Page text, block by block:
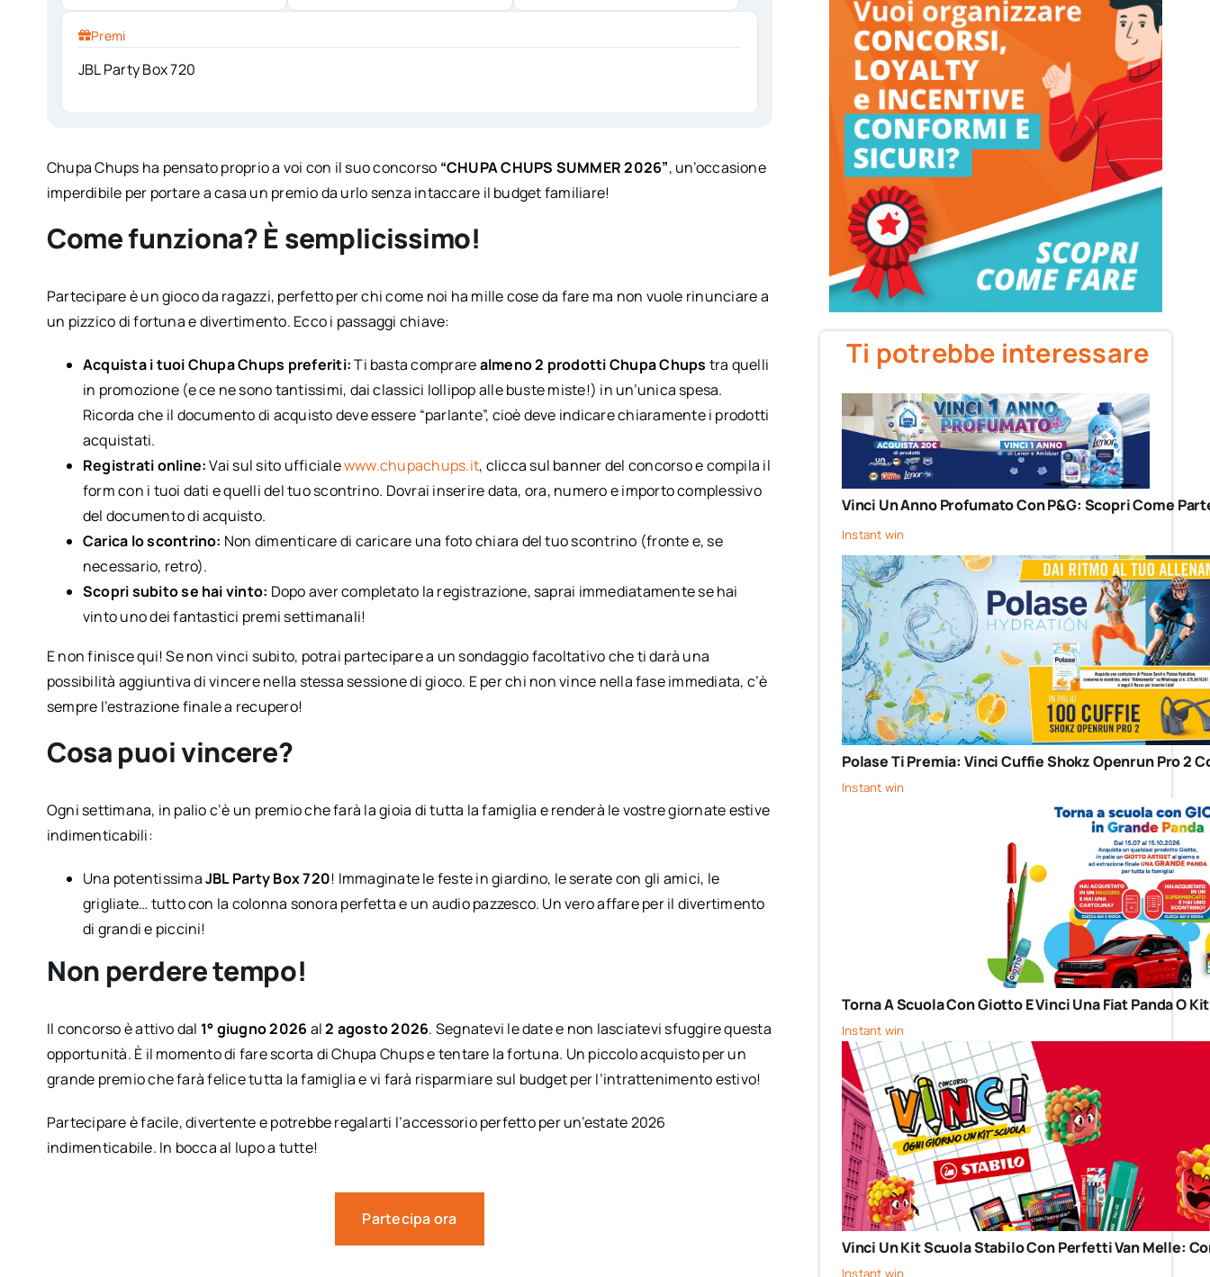
Premi
JBL Party Box 720
Chupa Chups ha pensato proprio a voi con il suo concorso “CHUPA CHUPS SUMMER 2026”, un’occasione
imperdibile per portare a casa un premio da urlo senza intaccare il budget familiare!
Come funziona? È semplicissimo!
Partecipare è un gioco da ragazzi, perfetto per chi come noi ha mille cose da fare ma non vuole rinunciare a
un pizzico di fortuna e divertimento. Ecco i passaggi chiave:
Acquista i tuoi Chupa Chups preferiti:Ti basta comprarealmeno 2 prodotti Chupa Chups tra quelli
in promozione (e ce ne sono tantissimi, dai classici lollipop alle buste miste!) in un’unica spesa.
Ricorda che il documento di acquisto deve essere “parlante”, cioè deve indicare chiaramente i prodotti
acquistati.
Registrati online:Vai sul sito ufficialewww.chupachups.it, clicca sul banner del concorso e compila il
form con i tuoi dati e quelli del tuo scontrino. Dovrai inserire data, ora, numero e importo complessivo
del documento di acquisto.
Carica lo scontrino: Non dimenticare di caricare una foto chiara del tuo scontrino (fronte e, se
necessario, retro).
Scopri subito se hai vinto: Dopo aver completato la registrazione, saprai immediatamente se hai
vinto uno dei fantastici premi settimanali!
E non finisce qui! Se non vinci subito, potrai partecipare a un sondaggio facoltativo che ti darà una
possibilità aggiuntiva di vincere nella stessa sessione di gioco. E per chi non vince nella fase immediata, c’è
sempre l’estrazione finale a recupero!
Cosa puoi vincere?
Ogni settimana, in palio c’è un premio che farà la gioia di tutta la famiglia e renderà le vostre giornate estive
indimenticabili:
Una potentissimaJBL Party Box 720! Immaginate le feste in giardino, le serate con gli amici, le
grigliate… tutto con la colonna sonora perfetta e un audio pazzesco. Un vero affare per il divertimento
di grandi e piccini!
Non perdere tempo!
Il concorso è attivo dal 1° giugno 2026 al2 agosto 2026. Segnatevi le date e non lasciatevi sfuggire questa
opportunità. È il momento di fare scorta di Chupa Chups e tentare la fortuna. Un piccolo acquisto per un
grande premio che farà felice tutta la famiglia e vi farà risparmiare sul budget per l’intrattenimento estivo!
Partecipare è facile, divertente e potrebbe regalarti l’accessorio perfetto per un’estate 2026
indimenticabile. In bocca al lupo a tutte!
Partecipa ora
Ti potrebbe interessare
Vinci Un Anno Profumato Con P&G: Scopri Come
Instant win
Polase Ti Premia: Vinci Cuffie Shokz Openrun Pro 2
Instant win
Torna A Scuola Con Giotto E Vinci Una Fiat Panda O
Instant win
Vinci Un Kit Scuola Stabilo Con Perfetti Van Melle: